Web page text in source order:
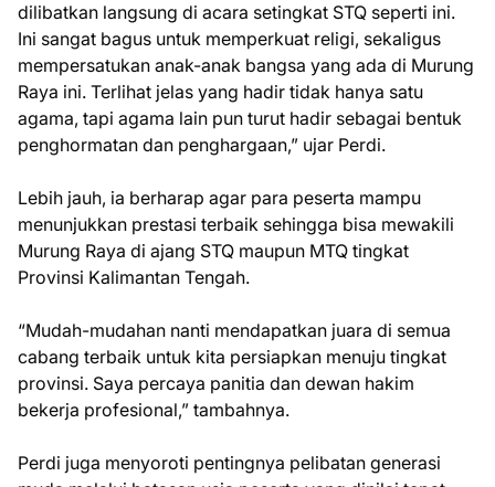
dilibatkan langsung di acara setingkat STQ seperti ini.
Ini sangat bagus untuk memperkuat religi, sekaligus
mempersatukan anak-anak bangsa yang ada di Murung
Raya ini. Terlihat jelas yang hadir tidak hanya satu
agama, tapi agama lain pun turut hadir sebagai bentuk
penghormatan dan penghargaan,” ujar Perdi.
Lebih jauh, ia berharap agar para peserta mampu
menunjukkan prestasi terbaik sehingga bisa mewakili
Murung Raya di ajang STQ maupun MTQ tingkat
Provinsi Kalimantan Tengah.
“Mudah-mudahan nanti mendapatkan juara di semua
cabang terbaik untuk kita persiapkan menuju tingkat
provinsi. Saya percaya panitia dan dewan hakim
bekerja profesional,” tambahnya.
Perdi juga menyoroti pentingnya pelibatan generasi